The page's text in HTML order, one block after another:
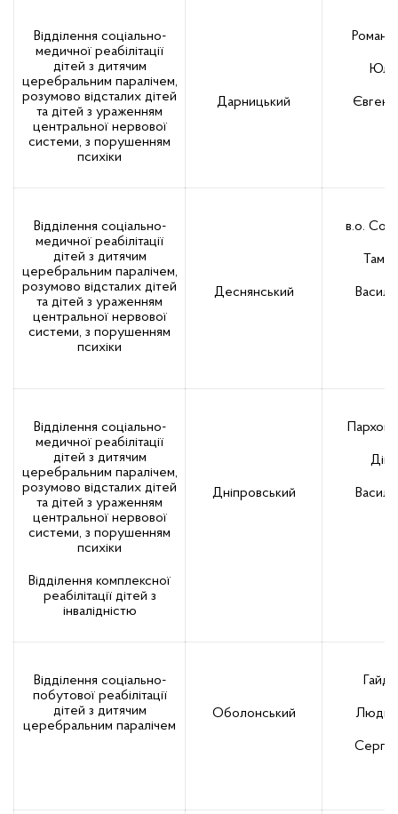
Відділення соціально-
медичної реабілітації
дітей з дитячим
церебральним паралічем,
розумово відсталих дітей
та дітей з ураженням
центральної нервової
системи, з порушенням
психіки
Дарницький
Юлія
Відділення соціально-
медичної реабілітації
дітей з дитячим
церебральним паралічем,
розумово відсталих дітей
та дітей з ураженням
центральної нервової
системи, з порушенням
психіки
Деснянський
в.о.
Відділення соціально-
медичної реабілітації
дітей з дитячим
церебральним паралічем,
розумово відсталих дітей
та дітей з ураженням
центральної нервової
системи, з порушенням
психіки
Відділення комплексної
реабілітації дітей з
інвалідністю
Дніпровський
Діна
Відділення соціально-
побутової реабілітації
дітей з дитячим
церебральним паралічем
Оболонський